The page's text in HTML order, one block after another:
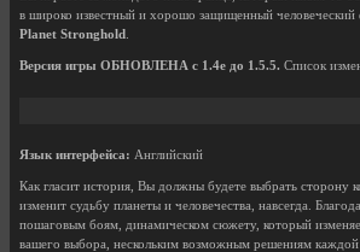
в широко известный и хорошо защищенный человеческий
Planet Stronghold
Версия игры ОБНОВЛЕНА с 1.4е до 1.5.5. Список
Язык интерфейса: Английский
Как гласит история, Вы должны будете выбрать сторону
изменит судьбу планеты и человечества, навсегда.
пошаговым боям, динамическом сюжету, который
вашего выбора, нескольким возможным решениям каждой